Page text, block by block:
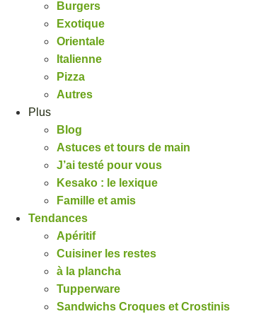
Burgers
Exotique
Orientale
Italienne
Pizza
Autres
Plus
Blog
Astuces et tours de main
J’ai testé pour vous
Kesako : le lexique
Famille et amis
Tendances
Apéritif
Cuisiner les restes
à la plancha
Tupperware
Sandwichs Croques et Crostinis